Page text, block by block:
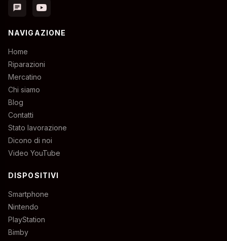
chat
NAVIGAZIONE
Home
Riparazioni
Mercatino
Chi siamo
Blog
Contatti
Stato lavorazione
Dicono di noi
Video YouTube
DISPOSITIVI
Smartphone
Nintendo
PlayStation
Bimby